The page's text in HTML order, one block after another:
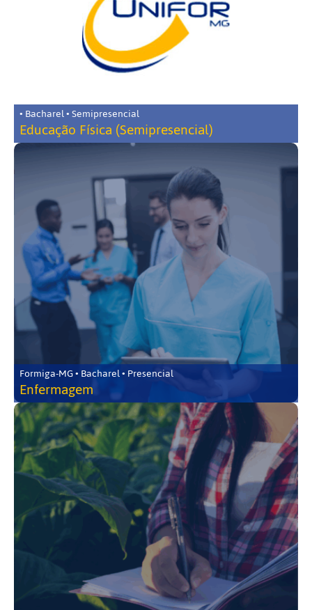
• Bacharel • Semipresencial
Educação Física (Semipresencial)
Formiga-MG • Bacharel • Presencial
Enfermagem